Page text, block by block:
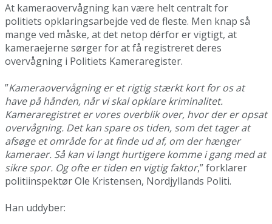
At kameraovervågning kan være helt centralt for
politiets opklaringsarbejde ved de fleste. Men knap så
mange ved måske, at det netop dérfor er vigtigt, at
kameraejerne sørger for at få registreret deres
overvågning i Politiets Kameraregister.
”Kameraovervågning er et rigtig stærkt kort for os at
have på hånden, når vi skal opklare kriminalitet.
Kameraregistret er vores overblik over, hvor der er opsat
overvågning. Det kan spare os tiden, som det tager at
afsøge et område for at finde ud af, om der hænger
kameraer. Så kan vi langt hurtigere komme i gang med at
sikre spor. Og ofte er tiden en vigtig faktor,” forklarer
politiinspektør Ole Kristensen, Nordjyllands Politi.
Han uddyber: